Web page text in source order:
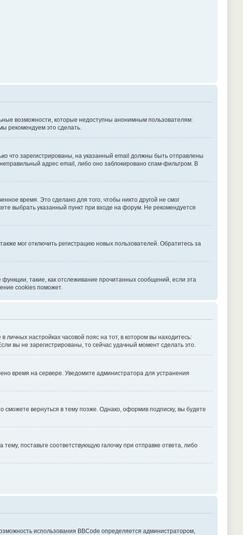
возможности, которые недоступны анонимным пользователям:
рекомендуем это сделать.
что зарегистрированы, на указанный email должны быть отправлены
адрес email, либо оно заблокировано спам-фильтром. В
время. Это сделано для того, чтобы никто другой не смог
выбрать указанный пункт при входе на форум. Не рекомендуется
мог отключить регистрацию новых пользователей. Обратитесь за
такие, как отслеживание прочитанных сообщений, если эта
cookies поможет.
личных настройках часовой пояс на тот, в котором вы находитесь:
вы не зарегистрированы, то сейчас удачный момент сделать это.
время на сервере. Уведомите администратора для устранения
вернуться в тему позже. Однако, оформив подписку, вы будете
поставьте соответствующую галочку при отправке ответа, либо
использования BBCode определяется администратором,